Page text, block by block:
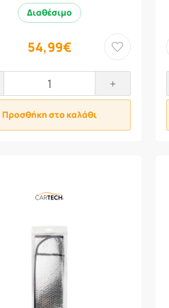
Διαθέσιμο
54,99€
+
Προσθήκη στο καλάθι